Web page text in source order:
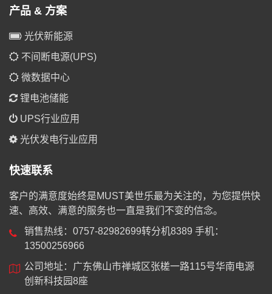
产品 & 方案
光伏新能源
不间断电源(UPS)
微数据中心
锂电池储能
UPS行业应用
光伏发电行业应用
快速联系
客户的满意度始终是MUST美世乐最为关注的，为您提供快
速、高效、满意的服务也一直是我们不变的信念。
销售热线：0757-82982699转分机8389 手机：
13500256966
公司地址：广东佛山市禅城区张槎一路115号华南电源
创新科技园8座